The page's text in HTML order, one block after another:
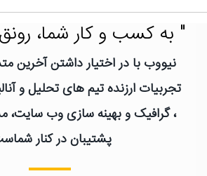
" به کسب و کار شما،
نیووب با در اختیار داشتن آخرین
تجربیات ارزنده تیم های تحلیل و
، گرافیک و بهینه سازی وب سایت،
پشتیبان در کنار